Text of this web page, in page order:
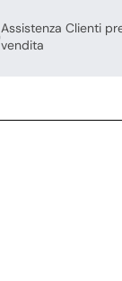
Assistenza Clienti
vendita